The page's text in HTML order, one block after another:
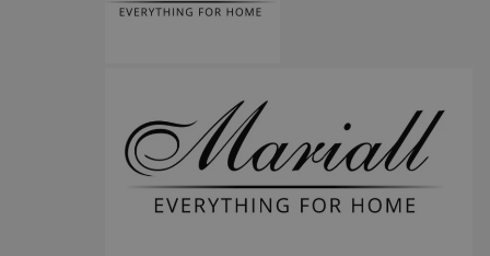
QeSessID orzesze.com.pl